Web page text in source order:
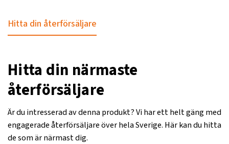
Hitta din återförsäljare
Hitta din närmaste
återförsäljare
Är du intresserad av denna produkt? Vi har ett helt gäng med
engagerade återförsäljare över hela Sverige. Här kan du hitta
de som är närmast dig.